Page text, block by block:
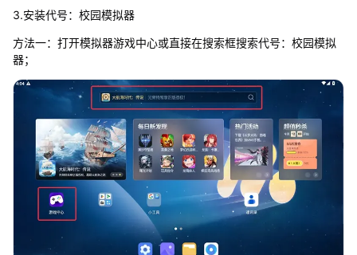
3.安装代号：校园模拟器
方法一：打开模拟器游戏中心或直接在搜索框搜索代号：校园模拟
器；